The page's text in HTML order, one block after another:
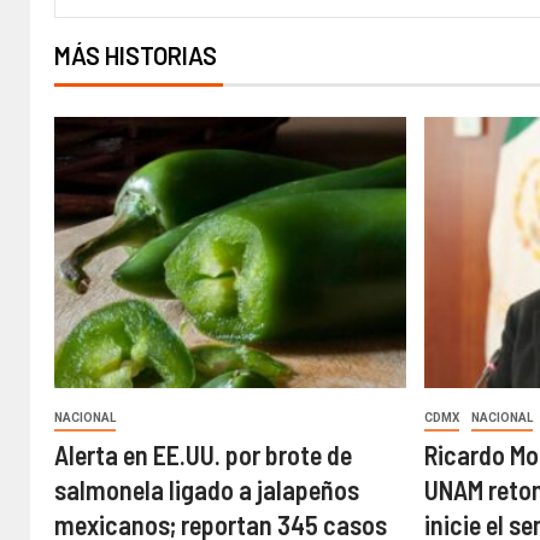
MÁS HISTORIAS
NACIONAL
Alerta en EE.UU. por brote de
salmonela ligado a jalapeños
mexicanos; reportan 345 casos
CDMX NACIONAL
Ricardo
UNAM
inicie el